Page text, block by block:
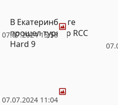
07.07.2024 15:58
Фото
В Екатеринбурге
прошел турнир RCC
Hard 9
07.07.2024 11:04